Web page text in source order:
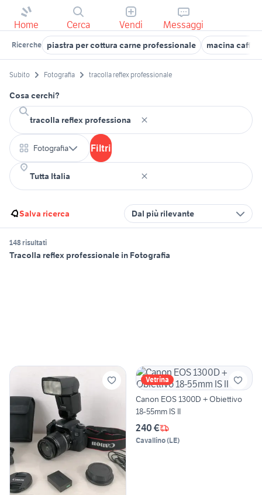
Home Cerca Vendi Messaggi
Ricerche piastra per cottura carne professionale macina
Subito Fotografia tracolla reflex professionale
Cosa cerchi?
Fotografia Filtri
Salva ricerca Dal più rilevante
148 risultati
Tracolla reflex professionale in Fotografia
Vetrina
Canon EOS 1300D + Obiettivo
18-55mm IS II
240 €
Cavallino(LE)